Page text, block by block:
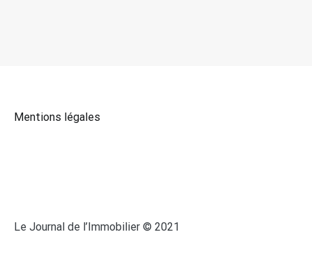
Mentions légales
Le Journal de l’Immobilier © 2021